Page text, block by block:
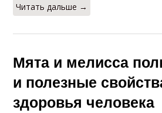
Читать дальше →
Мята и мелисса
и полезные
здоровья человека